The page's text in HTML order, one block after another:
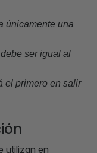
únicamente una
ser igual al
el primero en salir
utilizan en